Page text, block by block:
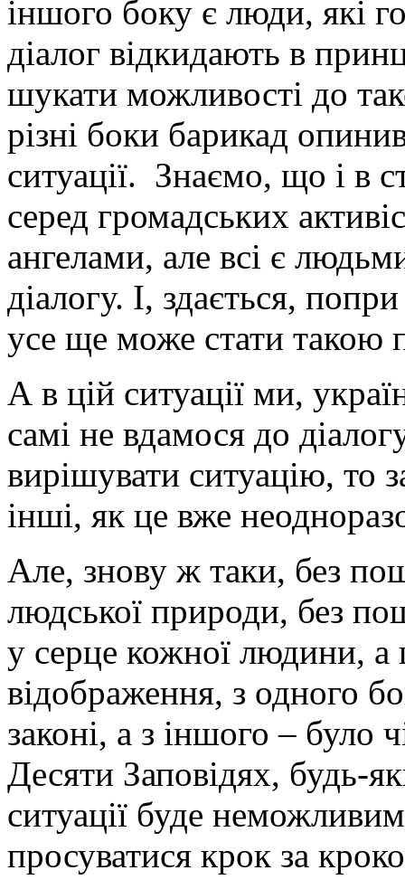
іншого боку є люди, які
діалог відкидають в
шукати можливості до
різні боки барикад
ситуації. Знаємо, що і в
серед громадських
ангелами, але всі є
діалогу. І, здається,
усе ще може стати
А в цій ситуації ми,
самі не вдамося до
вирішувати ситуацію, то
інші, як це вже
Але, знову ж таки, без
людської природи, без
у серце кожної людини, а
відображення, з одного
законі, а з іншого – було
Десяти Заповідях, будь-
ситуації буде
просуватися крок за